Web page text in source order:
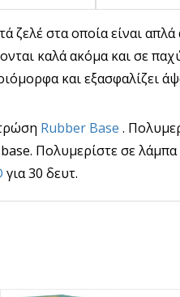
ζελέ στα οποία είναι
καλά ακόμα και σε
και εξασφαλίζει
Rubber Base .
Πολυμερίστε σε λάμπα
για 30 δευτ.